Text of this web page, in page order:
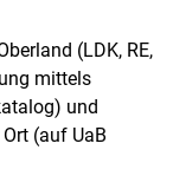
(LDK, RE,
mittels
und
(auf UaB